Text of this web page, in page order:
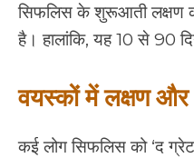
सिफलिस के शुरूआती लक्षण
है। हालांकि, यह 10 से 90
वयस्कों में लक्षण और
कई लोग सिफलिस को ‘द